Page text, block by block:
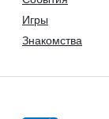
Игры
Знакомства